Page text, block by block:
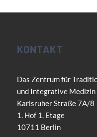
KONTAKT
Das Zentrum für
und Integrative Medizin
Karlsruher Straße 7A/8
1. Hof 1. Etage
10711 Berlin